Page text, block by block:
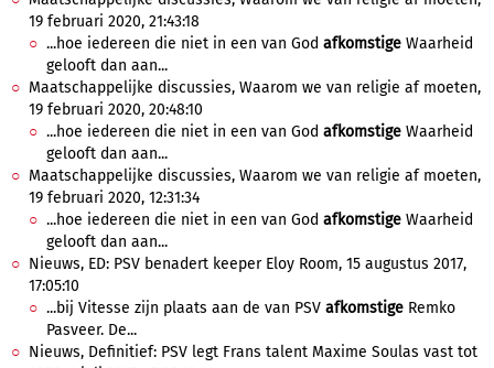
19 februari 2020, 21:43:18
...hoe iedereen die niet in een van God afkomstige Waarheid
gelooft dan aan...
Maatschappelijke discussies, Waarom we van religie af moeten,
19 februari 2020, 20:48:10
...hoe iedereen die niet in een van God afkomstige Waarheid
gelooft dan aan...
Maatschappelijke discussies, Waarom we van religie af moeten,
19 februari 2020, 12:31:34
...hoe iedereen die niet in een van God afkomstige Waarheid
gelooft dan aan...
Nieuws, ED: PSV benadert keeper Eloy Room, 15 augustus 2017,
17:05:10
...bij Vitesse zijn plaats aan de van PSV afkomstige Remko
Pasveer. De...
Nieuws, Definitief: PSV legt Frans talent Maxime Soulas vast tot